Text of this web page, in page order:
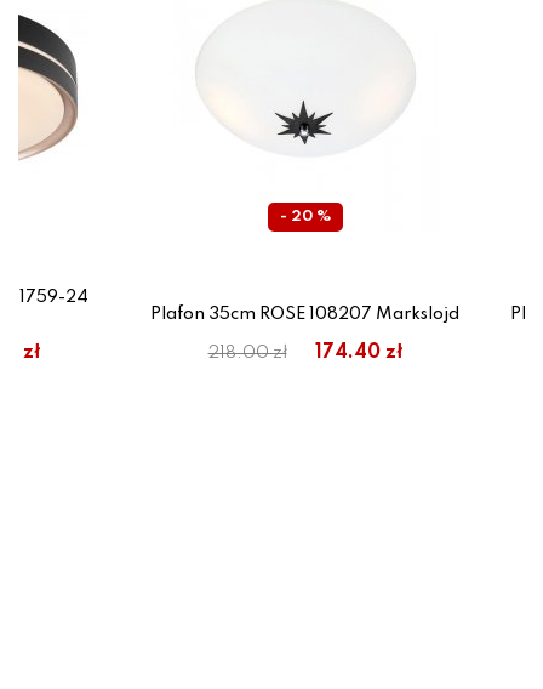
41759-24
zł
- 20 %
Plafon 35cm ROSE 108207 Markslojd
218.00 zł 174.40 zł